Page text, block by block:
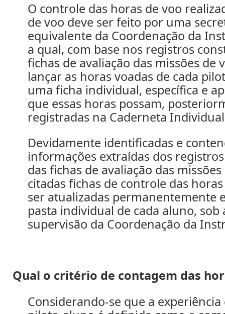
O controle das horas de voo
de voo deve ser feito por uma
equivalente da Coordenação da
a qual, com base nos registros
fichas de avaliação das missões de
lançar as horas voadas de cada
uma ficha individual, específica e
que essas horas possam,
registradas na Caderneta
Devidamente identificadas e
informações extraídas dos
das fichas de avaliação das
citadas fichas de controle das
ser atualizadas permanentemente
pasta individual de cada aluno, sob
supervisão da Coordenação da
Qual o critério de contagem das
Considerando-se que a